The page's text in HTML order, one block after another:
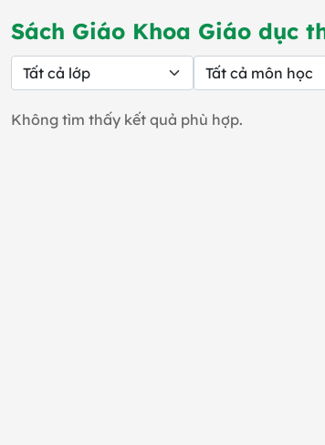
Sách Giáo Khoa Giáo dục
Không tìm thấy kết quả phù hợp.